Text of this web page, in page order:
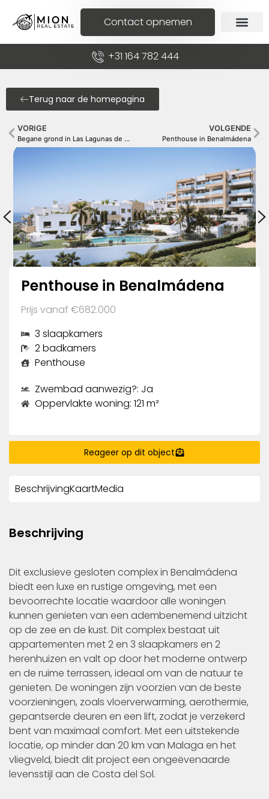
Contact opnemen
+31 164 782 444
Terug naar de homepagina
VORIGE
Begane grond in Las Lagunas de Mijas
VOLGENDE
Penthouse in Benalmádena
Penthouse in Benalmádena
Prijs vanaf €682.000
3 slaapkamers
2 badkamers
Penthouse
Zwembad aanwezig?: Ja
Oppervlakte woning: 121 m²
Reageer op dit object
BeschrijvingKaartMedia
Beschrijving
Dit exclusieve gesloten complex in Benalmádena
biedt een luxe en rustige omgeving, met een
bevoorrechte locatie waardoor alle woningen
kunnen genieten van een adembenemend uitzicht
op de zee en de kust. Dit complex bestaat uit
appartementen met 2 en 3 slaapkamers en 2
herenhuizen en valt op door het moderne ontwerp
en de ruime terrassen, ideaal om van de natuur te
genieten. De woningen zijn voorzien van de beste
voorzieningen, zoals vloerverwarming, aerothermie,
gepantserde deuren en een lift, zodat je verzekerd
bent van maximaal comfort. Met een uitstekende
locatie, op minder dan 20 km van Malaga en het
vliegveld, biedt dit project een ongeëvenaarde
levensstijl aan de Costa del Sol.